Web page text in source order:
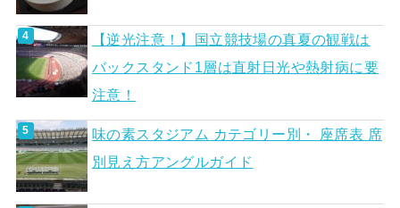
【逆光注意！】国立競技場の真夏の観戦は
バックスタンド1層は直射日光や熱射病に要
注意！
味の素スタジアム カテゴリー別・ 座席表 席
別見え方アングルガイド